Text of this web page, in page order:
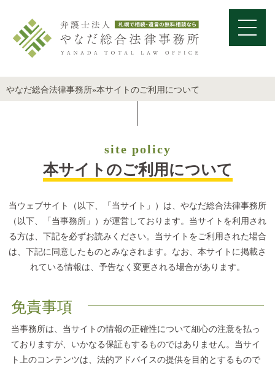
やなだ総合法律事務所»本サイトのご利用について
site policy
本サイトのご利用について
当ウェブサイト（以下、「当サイト」）は、やなだ総合法律事務所
（以下、「当事務所」）が運営しております。当サイトを利用され
る方は、下記を必ずお読みください。当サイトをご利用された場合
は、下記に同意したものとみなされます。なお、本サイトに掲載さ
れている情報は、予告なく変更される場合があります。
免責事項
当事務所は、当サイトの情報の正確性について細心の注意を払っ
ておりますが、いかなる保証もするものではありません。当サイ
ト上のコンテンツは、法的アドバイスの提供を目的とするもので